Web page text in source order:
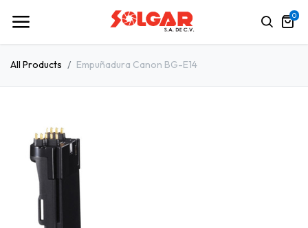
0
All Products Empuñadura Canon BG-E14